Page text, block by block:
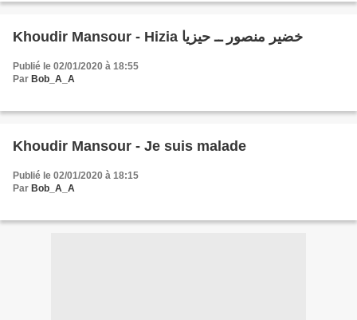
Khoudir Mansour - Hizia خضير منصور ــ حيزيا
Publié le 02/01/2020 à 18:55
Par Bob_A_A
Khoudir Mansour - Je suis malade
Publié le 02/01/2020 à 18:15
Par Bob_A_A